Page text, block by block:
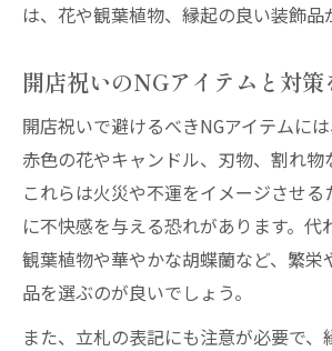
は、花や観葉植物、縁起の良い装飾品
開店祝いのNGアイテムと対
開店祝いで避けるべきNGアイテムに
赤色の花やキャンドル、刃物、割れ物
これらは火災や不運をイメージさせ
に不快感を与える恐れがあります。代
観葉植物や華やかな胡蝶蘭など、繁栄
品を選ぶのが良いでしょう。
また、立札の表記にも注意が必要で、